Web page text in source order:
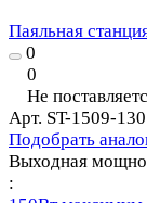
Паяльная
0
0
Не
Арт. ST-1509-130
Подобрать
Выходная
: